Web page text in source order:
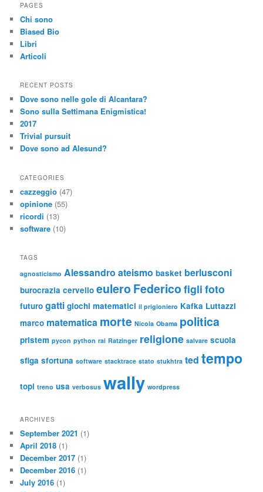
PAGES
Chi sono
Biased Bio
Libri
Articoli
RECENT POSTS
Dove sono nelle gole di Alcantara?
Sono sulla Settimana Enigmistica!
2017
Trivial pursuit
Dove sono ad Alesund?
CATEGORIES
cazzeggio (47)
opinione (55)
ricordi (13)
software (10)
TAGS
agnosticismo Alessandro ateismo basket berlusconi
burocrazia cervello eulero Federico figli foto
futuro gatti giochi matematici il prigioniero Kafka Luttazzi
marco matematica morte Nicola Obama politica
pristem pycon python rai Ratzinger religione salvare scuola
sfiga sfortuna software stacktrace stato stukhtra ted tempo
topi treno usa verbosus wally wordpress
ARCHIVES
September 2021 (1)
April 2018 (1)
December 2017 (1)
December 2016 (1)
July 2016 (1)